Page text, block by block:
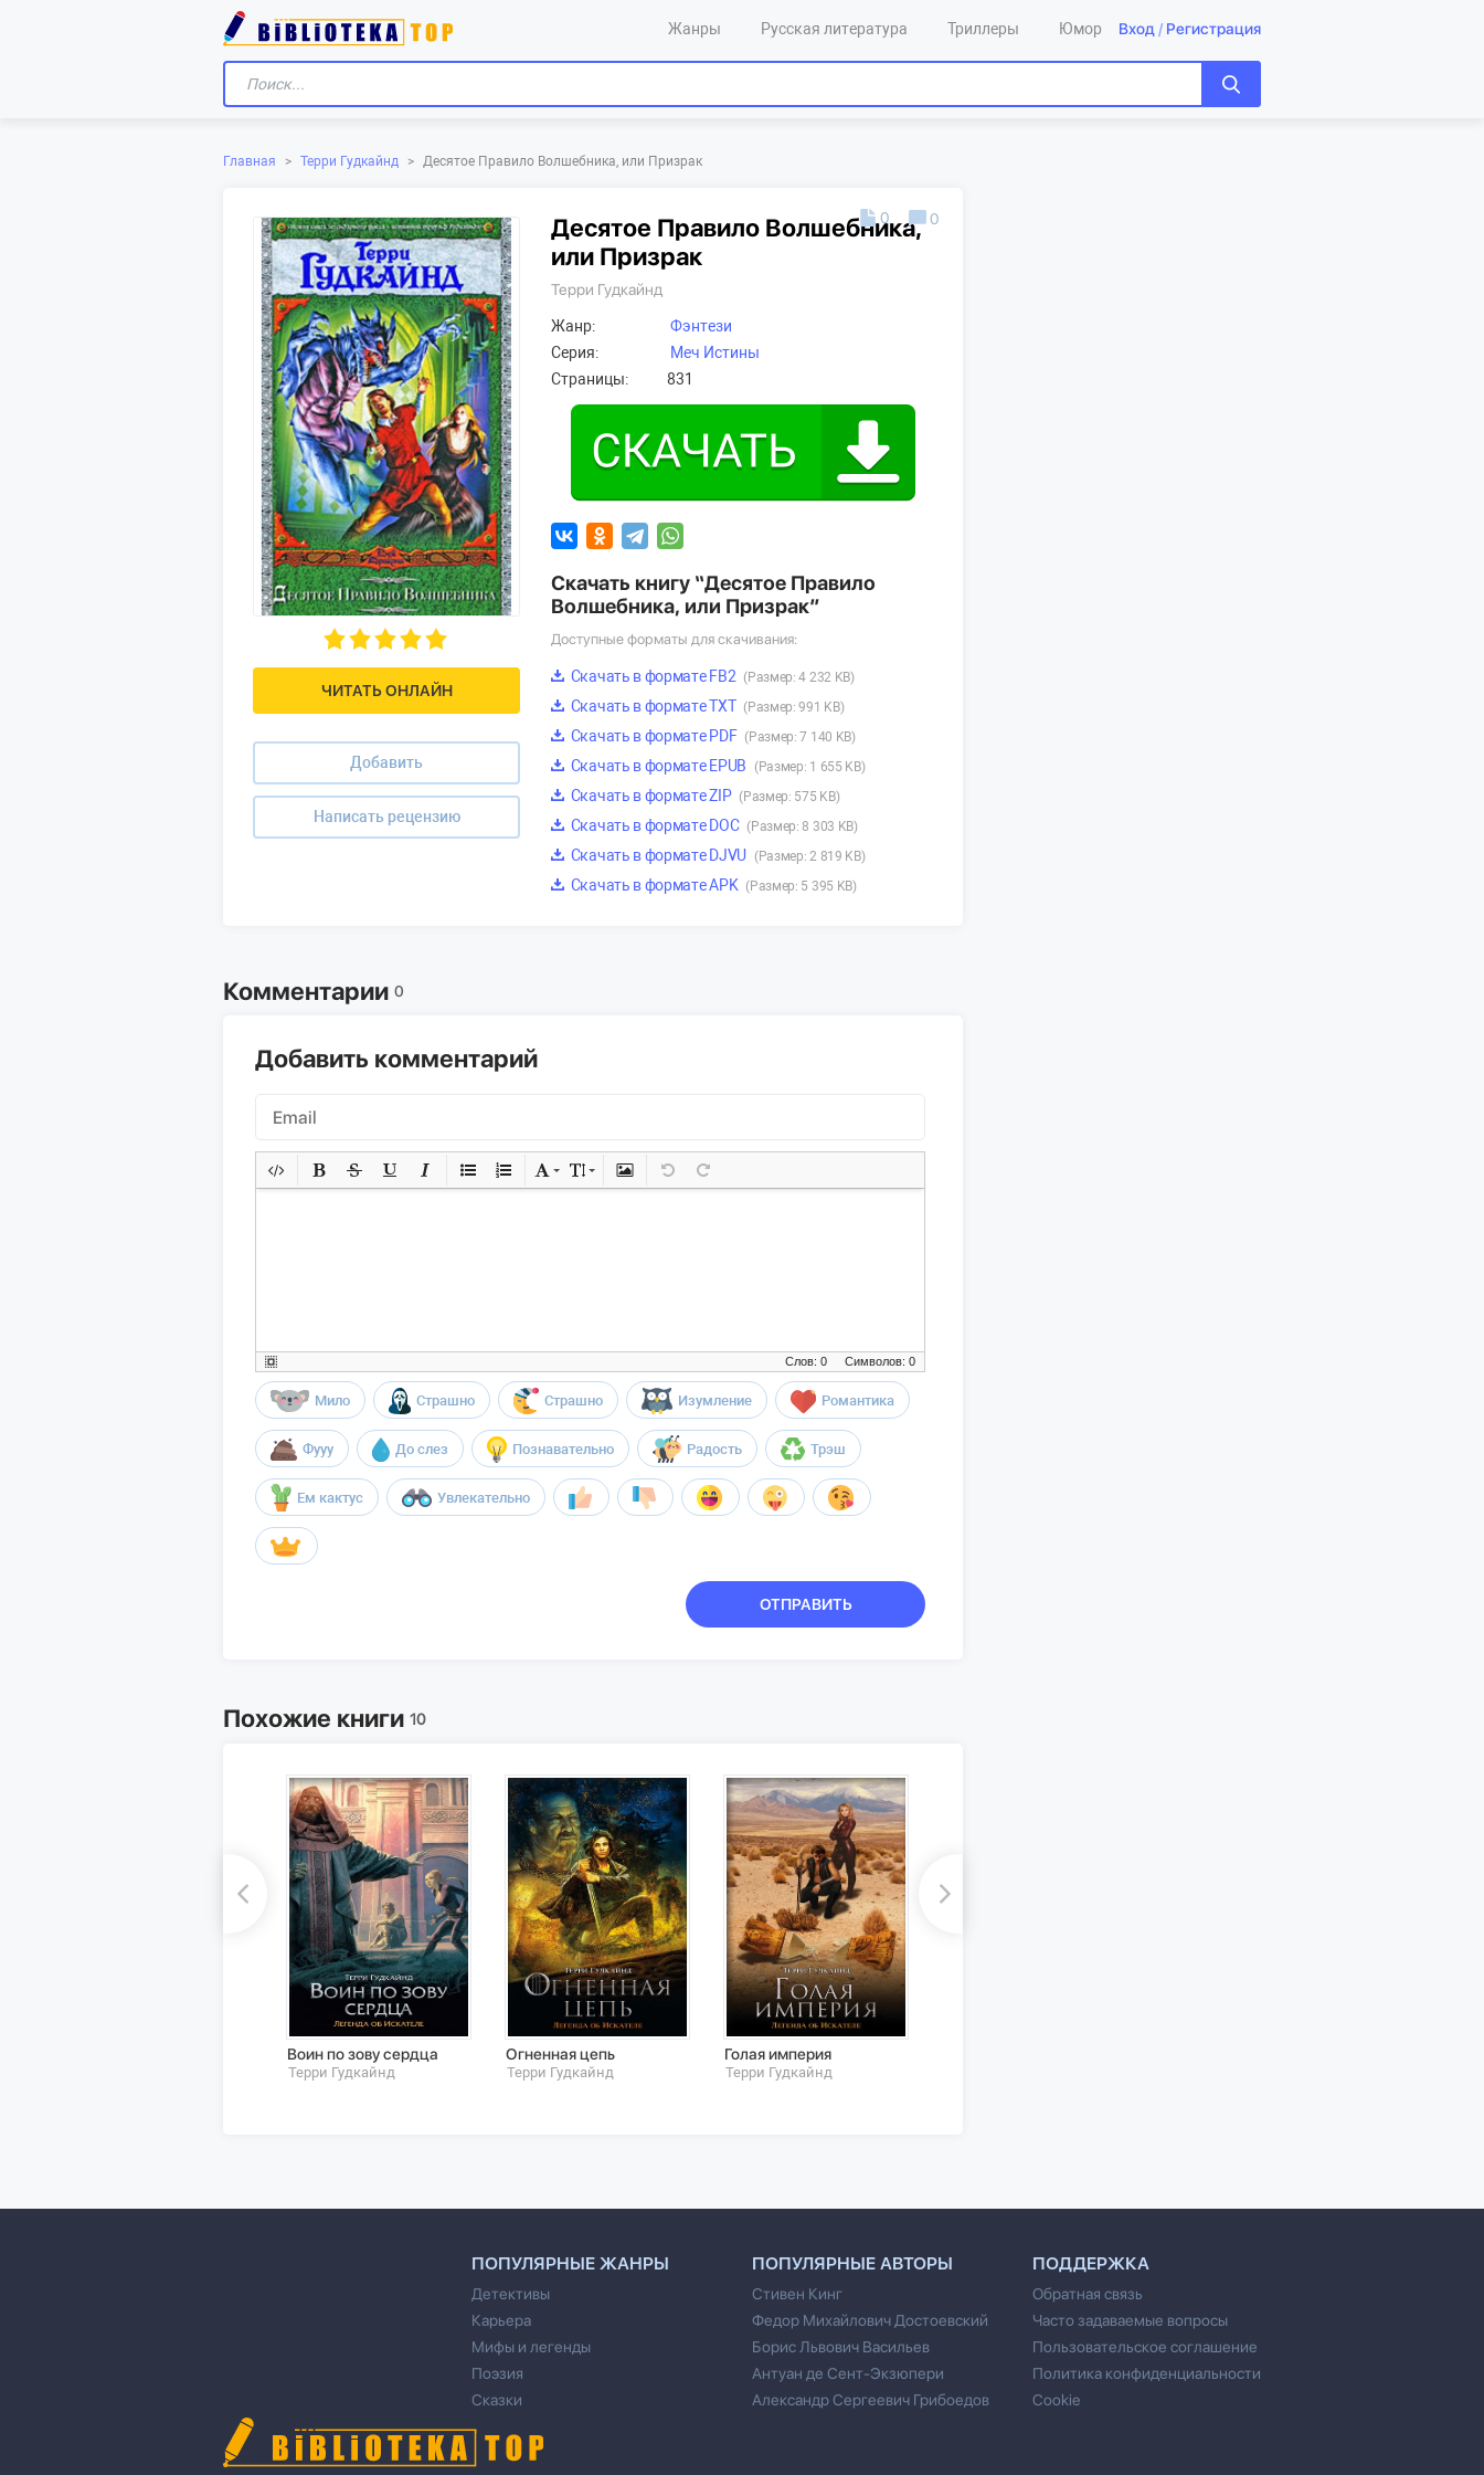
Жанры Русская литература Триллеры Юмор Вход / Регистрация
Главная > Терри Гудкайнд > Десятое Правило Волшебника, или Призрак
ЧИТАТЬ ОНЛАЙН
Добавить
Написать рецензию
Десятое Правило Волшебника,
или Призрак
Терри Гудкайнд
Жанр:
Фэнтези
Серия:
Меч Истины
Страницы:
831
0 0
Скачать книгу “Десятое Правило
Волшебника, или Призрак”
Доступные форматы для скачивания:
Скачать в формате FB2 (Размер: 4 232 KB)
Скачать в формате TXT (Размер: 991 KB)
Скачать в формате PDF (Размер: 7 140 KB)
Скачать в формате EPUB (Размер: 1 655 KB)
Скачать в формате ZIP (Размер: 575 KB)
Скачать в формате DOC (Размер: 8 303 KB)
Скачать в формате DJVU (Размер: 2 819 KB)
Скачать в формате APK (Размер: 5 395 KB)
Комментарии 0
Добавить комментарий
Символов: 0
Слов: 0
Мило Страшно Страшно Изумление Романтика
Фууу До слез Познавательно Радость Трэш
Ем кактус Увлекательно
ОТПРАВИТЬ
Похожие книги 10
Воин по зову сердца
Терри Гудкайнд
Огненная цепь
Терри Гудкайнд
Голая империя
Терри Гудкайнд
ПОПУЛЯРНЫЕ ЖАНРЫ
Детективы
Карьера
Мифы и легенды
Поэзия
Сказки
ПОПУЛЯРНЫЕ АВТОРЫ
Стивен Кинг
Федор Михайлович Достоевский
Борис Львович Васильев
Антуан де Сент-Экзюпери
Александр Сергеевич Грибоедов
ПОДДЕРЖКА
Обратная связь
Часто задаваемые вопросы
Пользовательское соглашение
Политика конфиденциальности
Cookie